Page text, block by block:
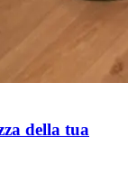
della tua